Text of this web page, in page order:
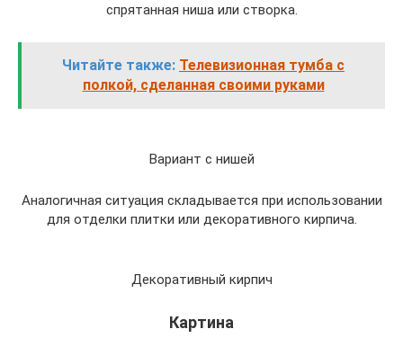
спрятанная ниша или створка.
Читайте также: Телевизионная тумба с
полкой, сделанная своими руками
Вариант с нишей
Аналогичная ситуация складывается при использовании
для отделки плитки или декоративного кирпича.
Декоративный кирпич
Картина